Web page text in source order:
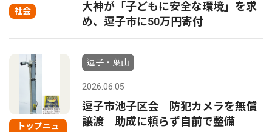
社会
大神が「子どもに安全な環境」を求
め、逗子市に50万円寄付
トップニュ
逗子・葉山
2026.06.05
逗子市池子区会 防犯カメラを無償
譲渡 助成に頼らず自前で整備